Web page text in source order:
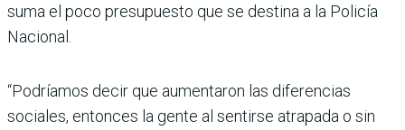
suma el poco presupuesto que se destina a la Policía
Nacional.
“Podríamos decir que aumentaron las diferencias
sociales, entonces la gente al sentirse atrapada o sin